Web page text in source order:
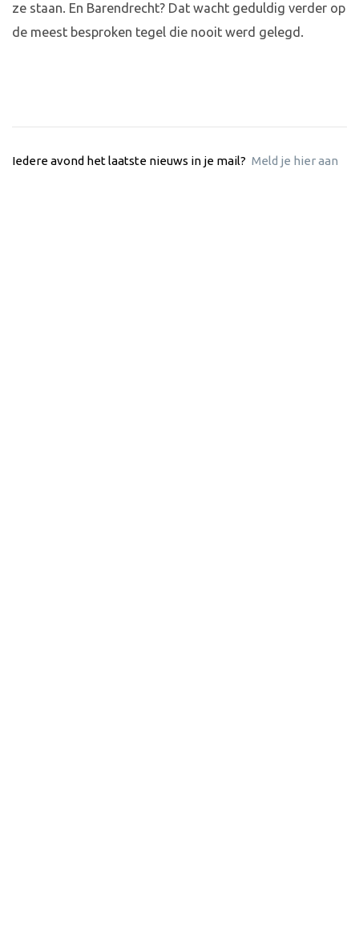
ze staan. En Barendrecht? Dat wacht geduldig verder op
de meest besproken tegel die nooit werd gelegd.
Iedere avond het laatste nieuws in je mail? Meld je hier aan